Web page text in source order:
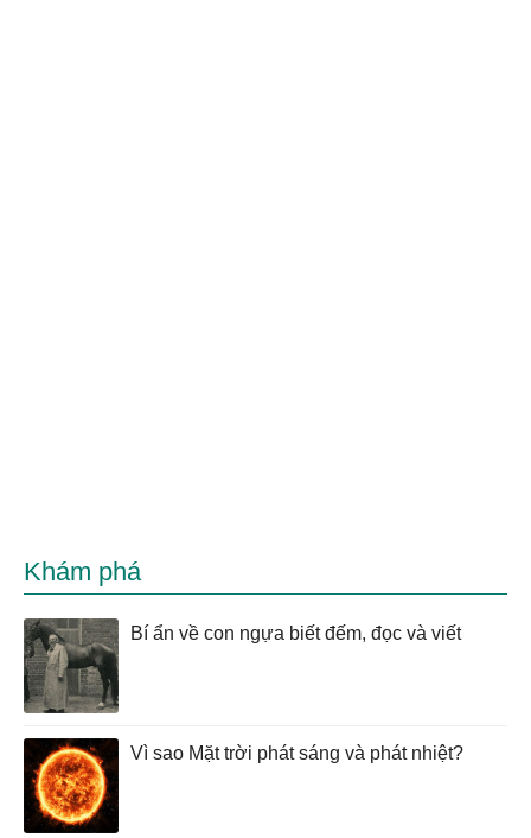
Khám phá
Bí ẩn về con ngựa biết đếm, đọc và viết
Vì sao Mặt trời phát sáng và phát nhiệt?